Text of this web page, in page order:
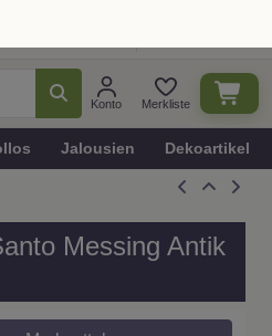
Konto Merkliste
Jalousien Dekoartikel
Messing Antik
Merkzettel